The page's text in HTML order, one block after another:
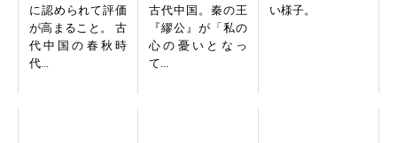
に認められて評価
が高まること。 古
代中国の春秋時
代...
古代中国。秦の王
『繆公』が「私の
心の憂いとなっ
て...
い様子。